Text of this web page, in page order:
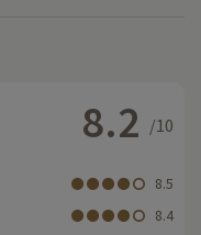
8.2 /10
8.5
8.4